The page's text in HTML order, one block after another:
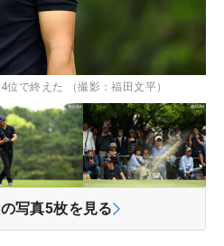
で終えた （撮影：福田文平）
写真5枚を見る